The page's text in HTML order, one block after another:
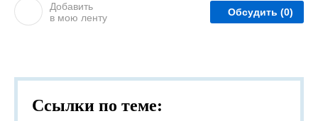
Добавить
в мою ленту
Обсудить (0)
Ссылки по теме: